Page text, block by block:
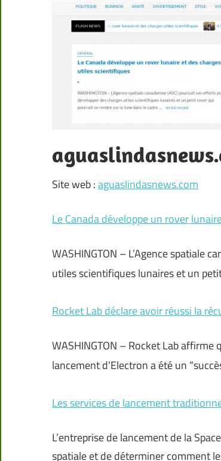
Site web :aguaslindasnews.com
Le Canada développe un rover
WASHINGTON – L’Agence spatiale
utiles scientifiques lunaires et un
Rocket Lab déclare avoir réussi la
WASHINGTON – Rocket Lab
lancement d’Electron a été un
Les services de lancement
L’entreprise de lancement de la
spatiale et de déterminer comment